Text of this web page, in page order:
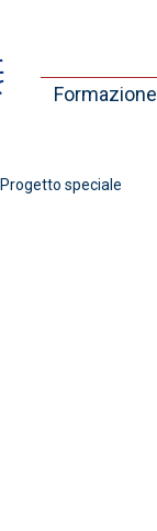
Formazione
speciale